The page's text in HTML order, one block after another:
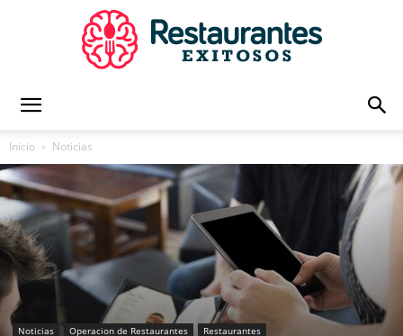
Exitosos
|
Inicio Noticias
Noticias Operacion de Restaurantes Restaurantes